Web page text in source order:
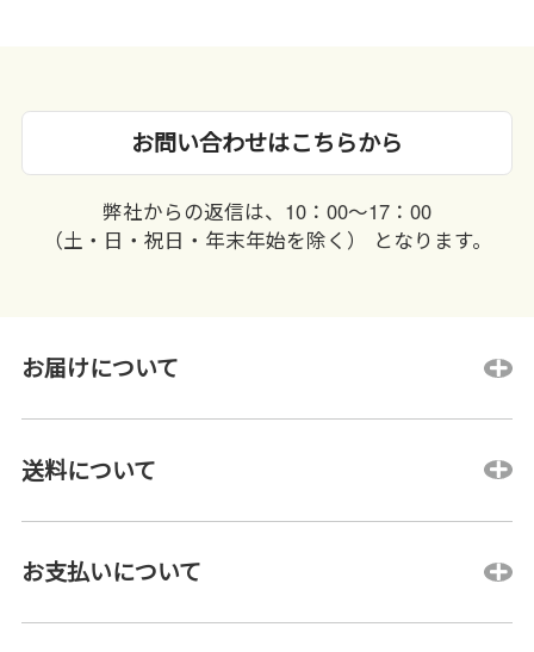
お問い合わせはこちらから
弊社からの返信は、10：00〜17：00
（土・日・祝日・年末年始を除く） となります。
お届けについて
送料について
お支払いについて